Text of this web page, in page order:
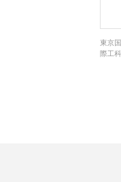
東京
際工